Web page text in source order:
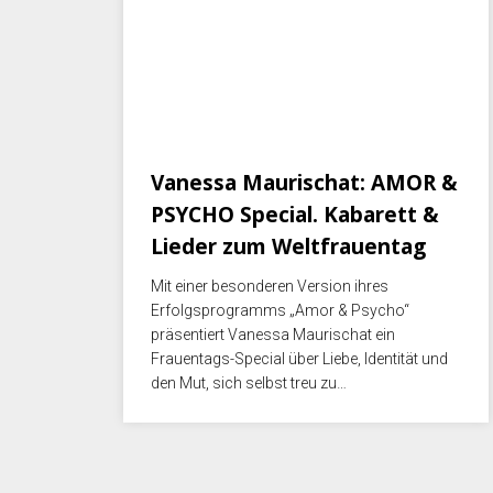
Vanessa Maurischat: AMOR &
PSYCHO Special. Kabarett &
Lieder zum Weltfrauentag
Mit einer besonderen Version ihres
Erfolgsprogramms „Amor & Psycho“
präsentiert Vanessa Maurischat ein
Frauentags-Special über Liebe, Identität und
den Mut, sich selbst treu zu…